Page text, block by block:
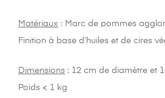
Matériaux : Marc de pommes
Finition à base d’huiles et de cires
Dimensions : 12 cm de diamètre et
Poids < 1 kg